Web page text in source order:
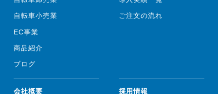
自転車小売業
EC事業
商品紹介
ブログ
ご注文の流れ
会社概要 採用情報